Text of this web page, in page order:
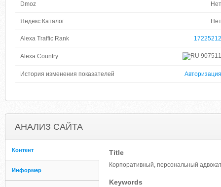
Dmoz Нет
Яндекс Каталог Нет
Alexa Traffic Rank 17225212
Alexa Country 907511
История изменения показателей Авторизация
АНАЛИЗ САЙТА
Контент
Информер
Title
Корпоративный, персональный
Keywords